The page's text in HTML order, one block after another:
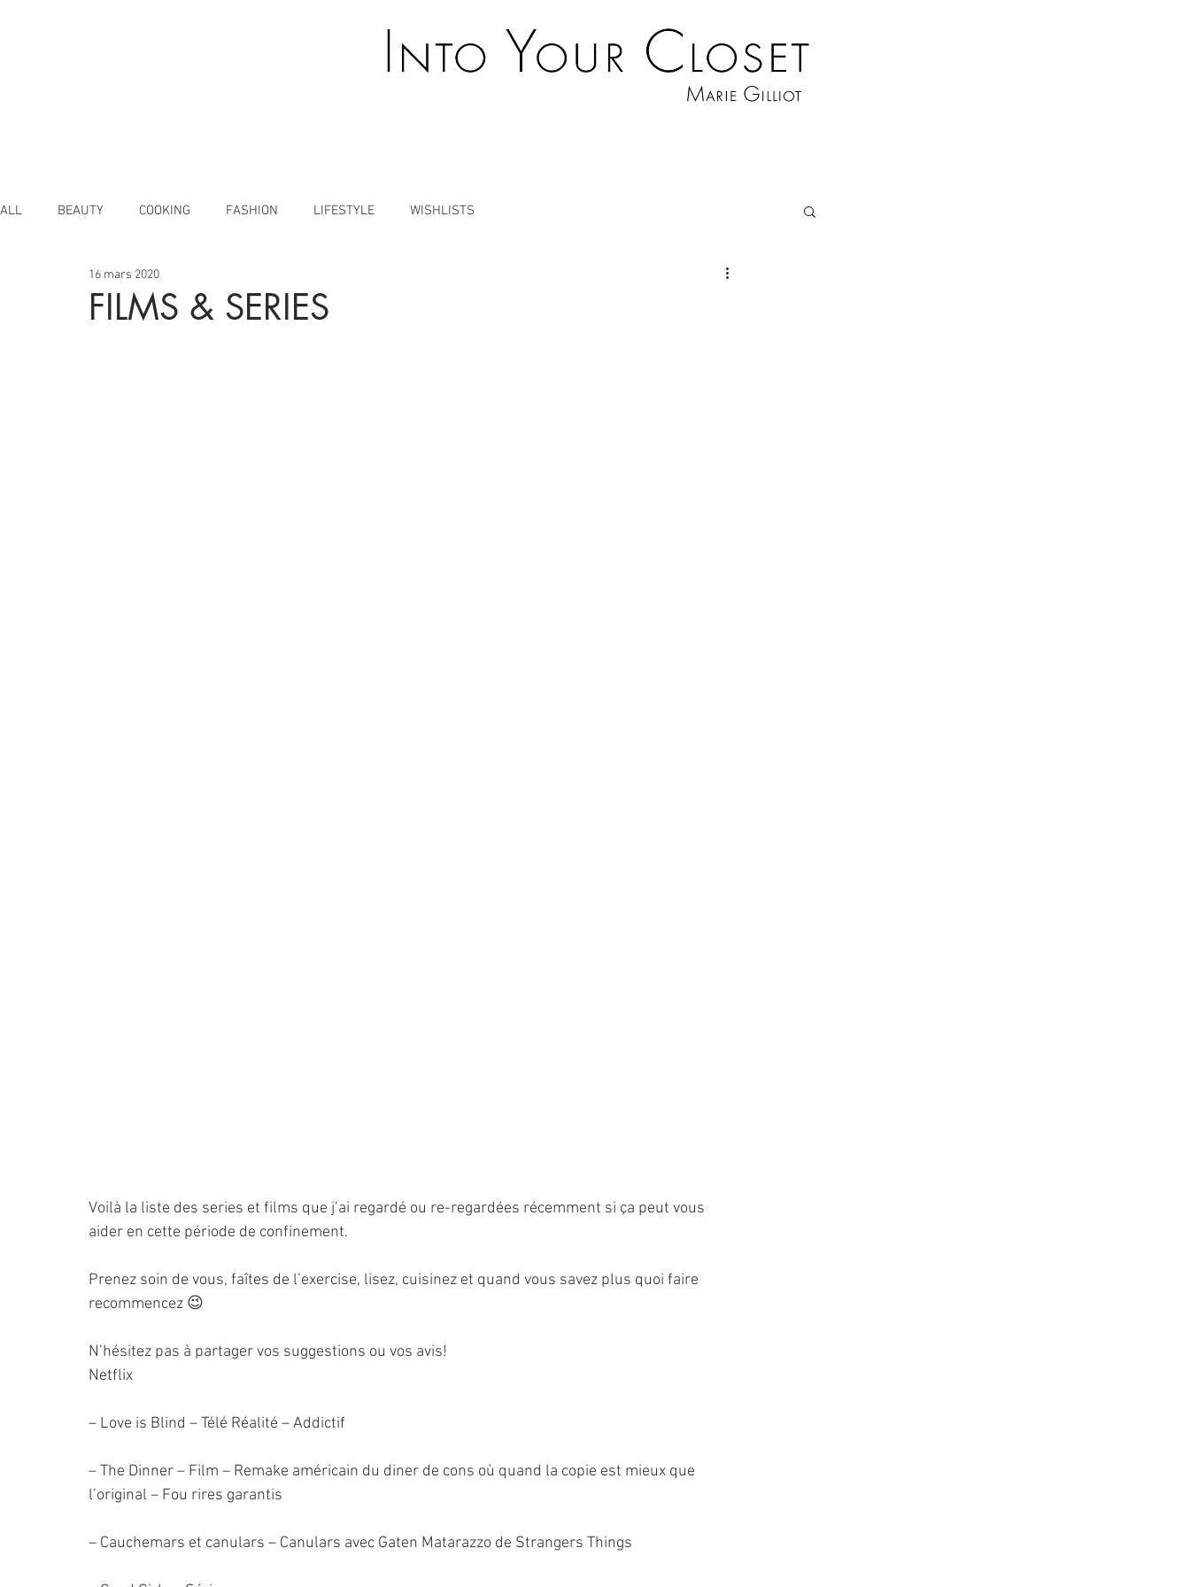
ALL BEAUTY COOKING FASHION LIFESTYLE WISHLISTS
FILMS & SERIES
16 mars 2020
Voilà la liste des series et films que j’ai regardé ou re-regardées récemment si ça peut vous
aider en cette période de confinement.
Prenez soin de vous, faîtes de l’exercise, lisez, cuisinez et quand vous savez plus quoi faire
recommencez 😉
N’hésitez pas à partager vos suggestions ou vos avis!
Netflix
– Love is Blind – Télé Réalité – Addictif
– The Dinner – Film – Remake américain du diner de cons où quand la copie est mieux que
l’original – Fou rires garantis
– Cauchemars et canulars – Canulars avec Gaten Matarazzo de Strangers Things